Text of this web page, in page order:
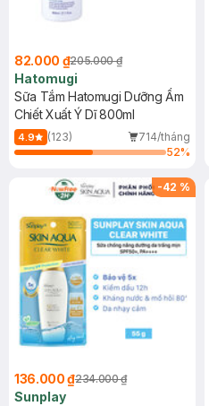
82.000 ₫205.000 ₫
Hatomugi
Sữa Tắm Hatomugi Dưỡng Ẩm
Chiết Xuất Ý Dĩ 800ml
4.9 (123)
714/tháng
52%
-42 %
136.000 ₫234.000 ₫
Sunplay